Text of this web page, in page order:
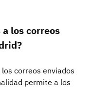
los correos
correos enviados
permite a los